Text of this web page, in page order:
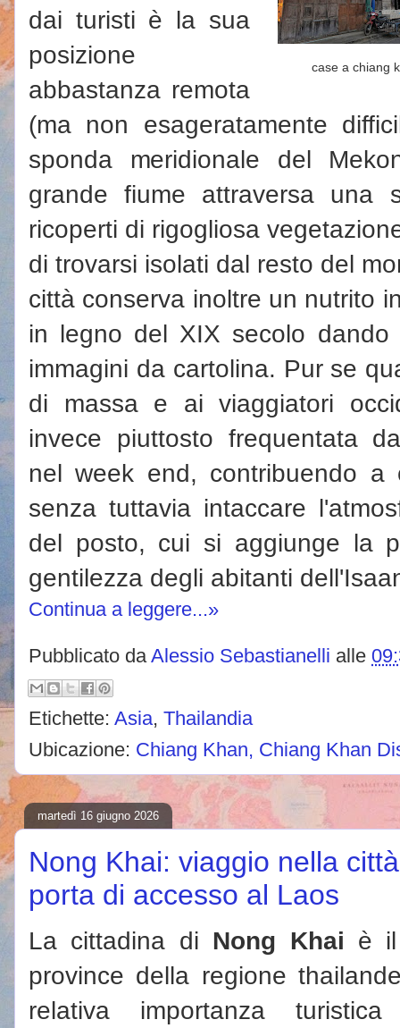
case a chiang
dai turisti è la sua
posizione
abbastanza remota
(ma non esageratamente
sponda meridionale del
grande fiume attraversa una
ricoperti di rigogliosa
di trovarsi isolati dal resto del
città conserva inoltre un nutrito
in legno del XIX secolo
immagini da cartolina. Pur se
di massa e ai viaggiatori
invece piuttosto frequentata
nel week end, contribuendo
senza tuttavia intaccare
del posto, cui si aggiunge la
gentilezza degli abitanti
Continua a leggere...»
Pubblicato daAlessio Sebastianelli alle
Etichette: Asia, Thailandia
Ubicazione: Chiang Khan, Chiang Khan
martedì 16 giugno 2026
Nong Khai: viaggio nella
porta di accesso al Laos
La cittadina di Nong Khai è
province della regione
relativa importanza